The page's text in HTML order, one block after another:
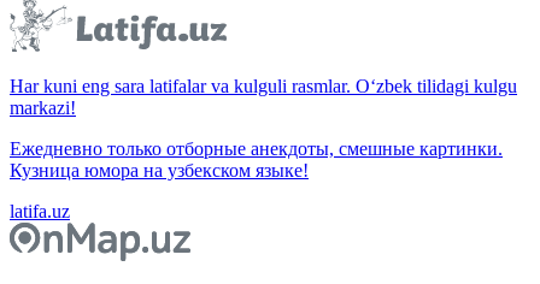
Har kuni eng sara latifalar va kulguli rasmlar. O‘zbek tilidagi kulgu
markazi!
Ежедневно только отборные анекдоты, смешные картинки.
Кузница юмора на узбекском языке!
latifa.uz